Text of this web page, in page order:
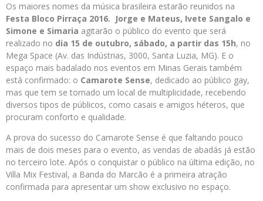
Os maiores nomes da música brasileira estarão reunidos na
Festa Bloco Pirraça 2016. Jorge e Mateus, Ivete Sangalo e
Simone e Simaria agitarão o público do evento que será
realizado no dia 15 de outubro, sábado, a partir das 15h, no
Mega Space (Av. das Indústrias, 3000, Santa Luzia, MG). E o
espaço mais badalado nos eventos em Minas Gerais também
está confirmado: o Camarote Sense, dedicado ao público gay,
mas que tem se tornado um local de multiplicidade, recebendo
diversos tipos de públicos, como casais e amigos héteros, que
procuram conforto e qualidade.
A prova do sucesso do Camarote Sense é que faltando pouco
mais de dois meses para o evento, as vendas de abadás já estão
no terceiro lote. Após o conquistar o público na última edição, no
Villa Mix Festival, a Banda do Marcão é a primeira atração
confirmada para apresentar um show exclusivo no espaço.